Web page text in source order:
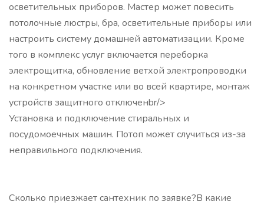
осветительных приборов. Мастер может повесить
потолочные люстры, бра, осветительные приборы или
настроить систему домашней автоматизации. Кроме
того в комплекс услуг включается переборка
электрощитка, обновление ветхой электропроводки
на конкретном участке или во всей квартире, монтаж
устройств защитного отключенbr/>
Установка и подключение стиральных и
посудомоечных машин. Потоп может случиться из-за
неправильного подключения.
Сколько приезжает сантехник по заявке?В какие